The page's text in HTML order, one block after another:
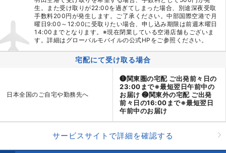
生。また受け取りが22:00を過ぎてしまった場合、別途深夜受取
手数料200円が発生します。ご了承ください。中部国際空港で月
曜日9:00～12:00に受取りたい場合、申し込み期限は前週木曜日
14:00までとなります。※現在閉業している空港店舗もございま
す。詳細はグローバルモバイルの公式HPをご参照ください。
宅配にて受け取る場合
日本全国のご自宅や勤務先へ
❶関東圏の宅配 ご出発前々日の
23:00まで※最短翌日午前中の
お届け ❷関東外の宅配 ご出発
前々日の16:00まで※最短翌日
午前中のお届け
サービスサイトで詳細を確認する